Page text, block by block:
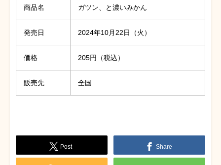
商品名 ガツン、と濃いみかん
発売日 2024年10月22日（火）
価格 205円（税込）
販売先 全国
Post Share